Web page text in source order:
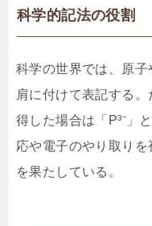
科学的記法の役割
科学の世界では、原
肩に付けて表記する
得した場合は「P³⁻」
応や電子のやり取り
を果たしている。